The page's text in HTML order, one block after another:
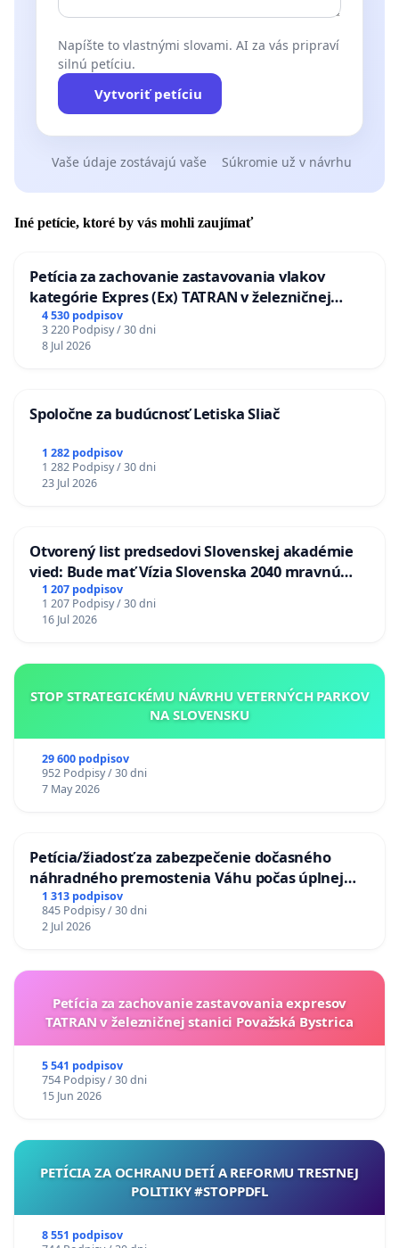
Napíšte to vlastnými slovami. AI za vás pripraví
silnú petíciu.
Vytvoriť petíciu
Vaše údaje zostávajú vaše Súkromie už v návrhu
Iné petície, ktoré by vás mohli zaujímať
Petícia za zachovanie zastavovania vlakov
kategórie Expres (Ex) TATRAN v železničnej
stanici Púchov
4 530 podpisov
3 220 Podpisy / 30 dni
8 Jul 2026
Spoločne za budúcnosť Letiska Sliač
1 282 podpisov
1 282 Podpisy / 30 dni
23 Jul 2026
Otvorený list predsedovi Slovenskej akadémie
vied: Bude mať Vízia Slovenska 2040 mravnú
chrbticu?
1 207 podpisov
1 207 Podpisy / 30 dni
16 Jul 2026
STOP STRATEGICKÉMU NÁVRHU VETERNÝCH PARKOV
NA SLOVENSKU
29 600 podpisov
952 Podpisy / 30 dni
7 May 2026
Petícia/žiadosť za zabezpečenie dočasného
náhradného premostenia Váhu počas úplnej
uzávery Vážskeho mosta v Komárne
1 313 podpisov
845 Podpisy / 30 dni
2 Jul 2026
Petícia za zachovanie zastavovania expresov
TATRAN v železničnej stanici Považská Bystrica
5 541 podpisov
754 Podpisy / 30 dni
15 Jun 2026
PETÍCIA ZA OCHRANU DETÍ A REFORMU TRESTNEJ
POLITIKY #STOPPDFL
8 551 podpisov